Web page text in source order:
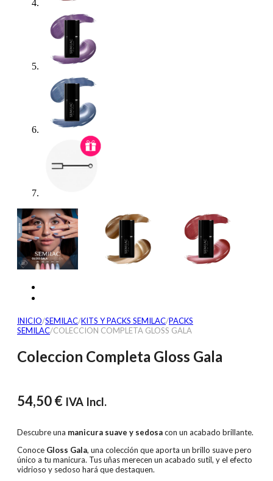
INICIO/SEMILAC/KITS Y PACKS SEMILAC/PACKS
SEMILAC/COLECCION COMPLETA GLOSS GALA
Coleccion Completa Gloss Gala
54,50€ IVA Incl.
Descubre una manicura suave y sedosacon un acabado brillante.
Conoce Gloss Gala, una colección que aporta un brillo suave pero
único a tu manicura. Tus uñas merecen un acabado sutil, y el efecto
vidrioso y sedoso hará que destaquen.